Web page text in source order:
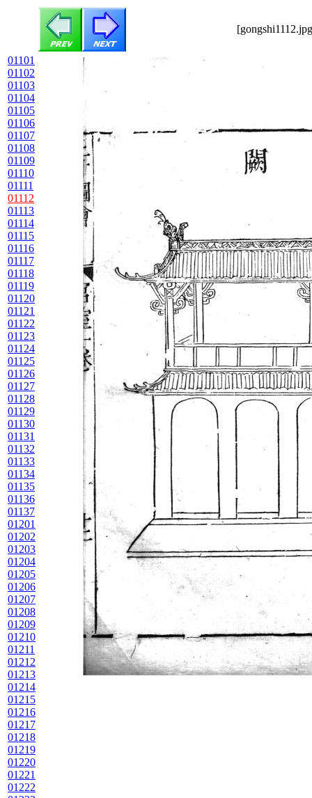
01101
01102
01103
01104
01105
01106
01107
01108
01109
01110
01111
01112
01113
01114
01115
01116
01117
01118
01119
01120
01121
01122
01123
01124
01125
01126
01127
01128
01129
01130
01131
01132
01133
01134
01135
01136
01137
01201
01202
01203
01204
01205
01206
01207
01208
01209
01210
01211
01212
01213
01214
01215
01216
01217
01218
01219
01220
01221
01222